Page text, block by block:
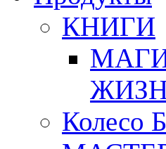
КНИГИ
Колесо